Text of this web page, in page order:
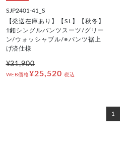
SJP2401-41_S
【発送在庫あり】【SL】【秋冬】
1釦シングルパンツスーツ/グリー
ン/ウォッシャブル/※パンツ裾上
げ済仕様
¥31,900
WEB価格¥25,520 税込
1